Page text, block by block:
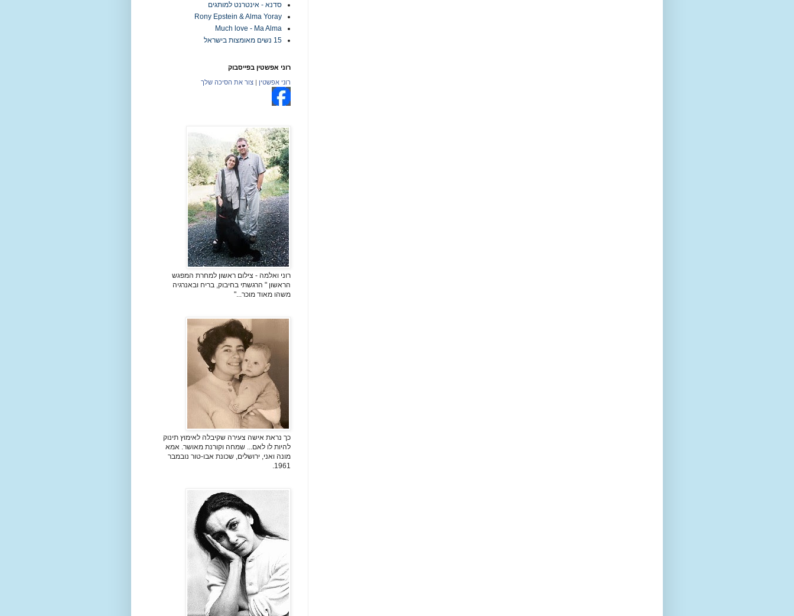
סדנא - אינטרנט למותגים
Rony Epstein & Alma Yoray
Much love - Ma Alma
15 נשים מאומצות בישראל
רוני אפשטין בפייסבוק
רוני אפשטין צור את הסיכה שלך
רוני ואלמה - צילום ראשון למחרת המפגש
הראשון " הרגשתי בחיבוק, בריח ובאנרגיה
משהו מאוד מוכר..."
כך נראת אישה צעירה שקיבלה לאימוץ תינוק
להיות לו לאם... שמחה וקורנת מאושר. אמא
מונה ואני, ירושלים, שכונת אבו-טור נובמבר
1961.